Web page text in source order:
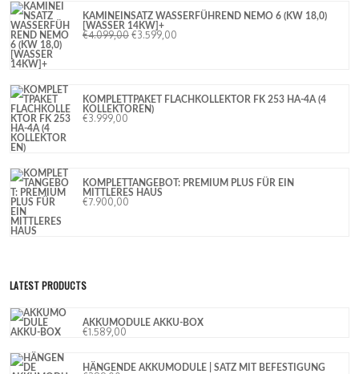
KAMINEINSATZ WASSERFÜHREND NEMO 6 (KW 18,0)
[WASSER 14KW]+
€4.099,00 €3.599,00
KOMPLETTPAKET FLACHKOLLEKTOR FK 253 HA-4A (4
KOLLEKTOREN)
€3.999,00
KOMPLETTANGEBOT: PREMIUM PLUS FÜR EIN
MITTLERES HAUS
€7.900,00
LATEST PRODUCTS
AKKUMODULE AKKU-BOX
€1.589,00
HÄNGENDE AKKUMODULE | SATZ MIT BEFESTIGUNG